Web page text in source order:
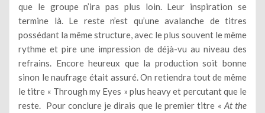
que le groupe n’ira pas plus loin. Leur inspiration se
termine là. Le reste n’est qu’une avalanche de titres
possédant la même structure, avec le plus souvent le même
rythme et pire une impression de déjà-vu au niveau des
refrains. Encore heureux que la production soit bonne
sinon le naufrage était assuré. On retiendra tout de même
le titre « Through my Eyes » plus heavy et percutant que le
reste. Pour conclure je dirais que le premier titre « At the